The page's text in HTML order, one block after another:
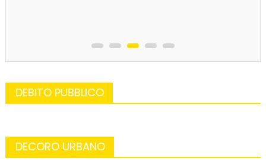
DEBITO PUBBLICO
DECORO URBANO